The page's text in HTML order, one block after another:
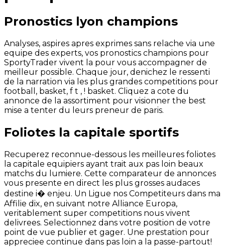
Pronostics lyon champions
Analyses, aspires apres exprimes sans relache via une
equipe des experts, vos pronostics champions pour
SportyTrader vivent la pour vous accompagner de
meilleur possible. Chaque jour, denichez le ressenti
de la narration via les plus grandes competitions pour
football, basket, f t , ! basket. Cliquez a cote du
annonce de la assortiment pour visionner the best
mise a tenter du leurs preneur de paris.
Foliotes la capitale sportifs
Recuperez reconnue-dessous les meilleures foliotes
la capitale equipiers ayant trait aux pas loin beaux
matchs du lumiere. Cette comparateur de annonces
vous presente en direct les plus grosses audaces
destine i� enjeu. Un Ligue nos Competiteurs dans ma
Affilie dix, en suivant notre Alliance Europa,
veritablement super competitions nous vivent
delivrees. Selectionnez dans votre position de votre
point de vue publier et gager. Une prestation pour
appreciee continue dans pas loin a la passe-partout!